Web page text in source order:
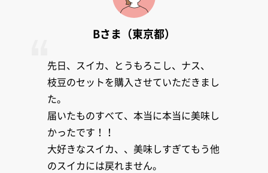
Bさま（東京都）
先日、スイカ、とうもろこし、ナス、
枝豆のセットを購入させていただきまし
た。
届いたものすべて、本当に本当に美味し
かったです！！
大好きなスイカ、、美味しすぎてもう他
のスイカには戻れません。